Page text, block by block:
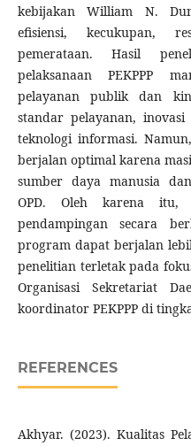
kebijakan William N.
efisiensi, kecukupan,
pemerataan. Hasil
pelaksanaan PEKPPP
pelayanan publik dan
standar pelayanan,
teknologi informasi.
berjalan optimal karena
sumber daya manusia
OPD. Oleh karena itu,
pendampingan secara
program dapat berjalan
penelitian terletak pada
Organisasi Sekretariat
koordinator PEKPPP di
REFERENCES
Akhyar. (2023). Kualitas